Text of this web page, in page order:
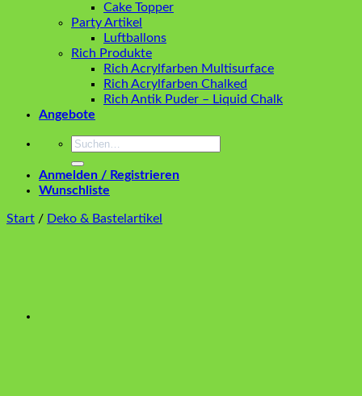
Cake Topper
Party Artikel
Luftballons
Rich Produkte
Rich Acrylfarben Multisurface
Rich Acrylfarben Chalked
Rich Antik Puder – Liquid Chalk
Angebote
Suchen
Anmelden / Registrieren
Wunschliste
Start / Deko & Bastelartikel